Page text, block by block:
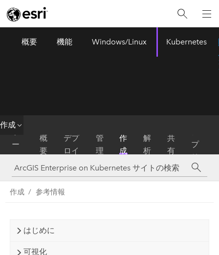
概要 機能 Windows/Linux Kubernetes
作成
ホ
ー
ム
概
要
デプ
ロイ
管
理
作
成
解
析
共
有
プ
リ
作成 参考情報
はじめに
可視化